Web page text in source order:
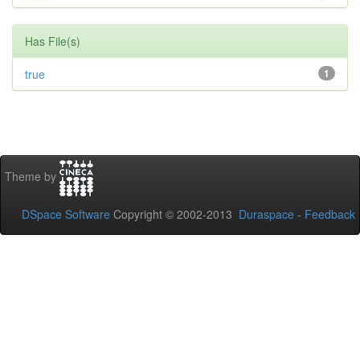
Has File(s)
1
true
Theme by
DSpace Software Copyright © 2002-2013 Duraspace - Feedback